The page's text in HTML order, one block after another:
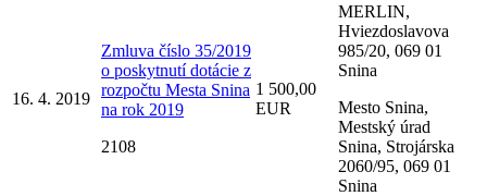
16. 4. 2019
Zmluva číslo 35/2019
o poskytnutí dotácie z
rozpočtu Mesta Snina
na rok 2019
2108
1 500,00
EUR
MERLIN,
Hviezdoslavova
985/20, 069 01
Snina
Mesto Snina,
Mestský úrad
Snina, Strojárska
2060/95, 069 01
Snina